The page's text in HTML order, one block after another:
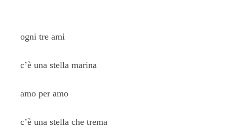
ogni tre ami
c’è una stella marina
amo per amo
c’è una stella che trema